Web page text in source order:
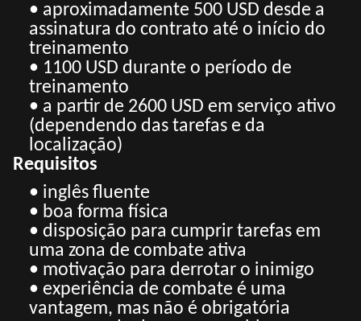
• aproximadamente 500 USD desde a
assinatura do contrato até o início do
treinamento
• 1100 USD durante o período de
treinamento
• a partir de 2600 USD em serviço ativo
(dependendo das tarefas e da
localização)
Requisitos
• inglês fluente
• boa forma física
• disposição para cumprir tarefas em
uma zona de combate ativa
• motivação para derrotar o inimigo
• experiência de combate é uma
vantagem, mas não é obrigatória